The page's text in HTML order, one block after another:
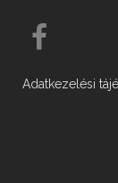
Adatkezelési